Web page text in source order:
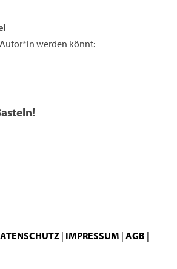
werden könnt:
| IMPRESSUM | AGB |